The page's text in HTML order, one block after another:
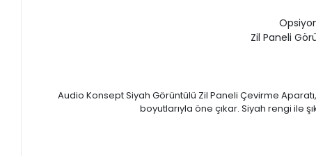
Zil Paneli
Audio Konsept Siyah Görüntülü Zil Paneli Çevirme
boyutlarıyla öne çıkar. Siyah rengi ile